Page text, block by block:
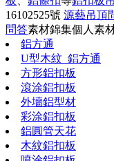
16102525號 源藝吊頂
問答素材錦集個人素
鋁方通
U型木紋_鋁方通
方形鋁扣板
滾涂鋁扣板
外墻鋁型材
彩涂鋁扣板
鋁圓管天花
木紋鋁扣板